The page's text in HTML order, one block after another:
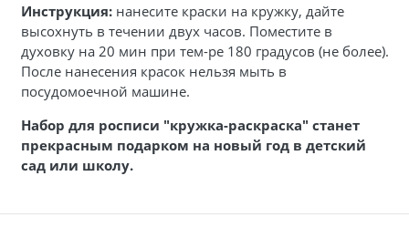
Инструкция: нанесите краски на кружку, дайте
высохнуть в течении двух часов. Поместите в
духовку на 20 мин при тем-ре 180 градусов (не более).
После нанесения красок нельзя мыть в
посудомоечной машине.
Набор для росписи "кружка-раскраска" станет
прекрасным подарком на новый год в детский
сад или школу.